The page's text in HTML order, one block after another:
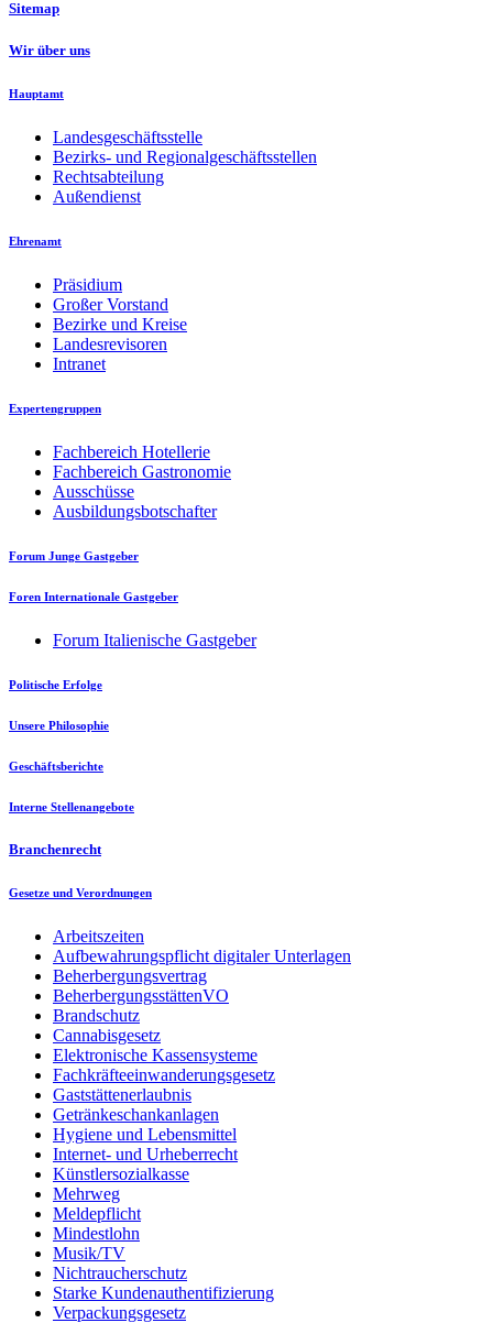
Sitemap
Wir über uns
Hauptamt
Landesgeschäftsstelle
Bezirks- und Regionalgeschäftsstellen
Rechtsabteilung
Außendienst
Ehrenamt
Präsidium
Großer Vorstand
Bezirke und Kreise
Landesrevisoren
Intranet
Expertengruppen
Fachbereich Hotellerie
Fachbereich Gastronomie
Ausschüsse
Ausbildungsbotschafter
Forum Junge Gastgeber
Foren Internationale Gastgeber
Forum Italienische Gastgeber
Politische Erfolge
Unsere Philosophie
Geschäftsberichte
Interne Stellenangebote
Branchenrecht
Gesetze und Verordnungen
Arbeitszeiten
Aufbewahrungspflicht digitaler Unterlagen
Beherbergungsvertrag
BeherbergungsstättenVO
Brandschutz
Cannabisgesetz
Elektronische Kassensysteme
Fachkräfteeinwanderungsgesetz
Gaststättenerlaubnis
Getränkeschankanlagen
Hygiene und Lebensmittel
Internet- und Urheberrecht
Künstlersozialkasse
Mehrweg
Meldepflicht
Mindestlohn
Musik/TV
Nichtraucherschutz
Starke Kundenauthentifizierung
Verpackungsgesetz